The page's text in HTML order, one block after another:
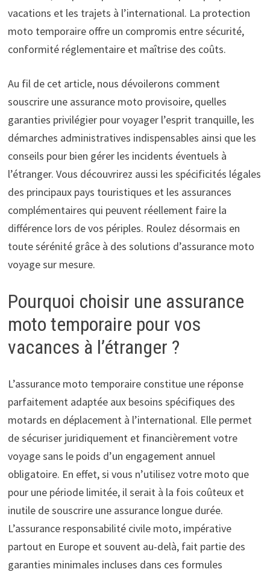
vacations et les trajets à l’international. La protection
moto temporaire offre un compromis entre sécurité,
conformité réglementaire et maîtrise des coûts.
Au fil de cet article, nous dévoilerons comment
souscrire une assurance moto provisoire, quelles
garanties privilégier pour voyager l’esprit tranquille, les
démarches administratives indispensables ainsi que les
conseils pour bien gérer les incidents éventuels à
l’étranger. Vous découvrirez aussi les spécificités légales
des principaux pays touristiques et les assurances
complémentaires qui peuvent réellement faire la
différence lors de vos périples. Roulez désormais en
toute sérénité grâce à des solutions d’assurance moto
voyage sur mesure.
Pourquoi choisir une assurance
moto temporaire pour vos
vacances à l’étranger ?
L’assurance moto temporaire constitue une réponse
parfaitement adaptée aux besoins spécifiques des
motards en déplacement à l’international. Elle permet
de sécuriser juridiquement et financièrement votre
voyage sans le poids d’un engagement annuel
obligatoire. En effet, si vous n’utilisez votre moto que
pour une période limitée, il serait à la fois coûteux et
inutile de souscrire une assurance longue durée.
L’assurance responsabilité civile moto, impérative
partout en Europe et souvent au-delà, fait partie des
garanties minimales incluses dans ces formules